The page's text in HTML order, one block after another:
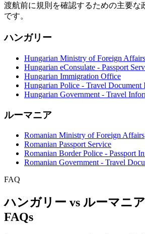
渡航前に規則を確認するための主要な
です。
ハンガリー
Hungarian Ministry of Foreign
Hungarian eConsulate - Passport
Hungarian Immigration Office
Hungarian Police - Travel Document
Hungarian Government - Travel
ルーマニア
Romanian Ministry of Foreign Affairs
Romanian Passport Service
Romanian Border Police - Passport
Romanian Government - Travel
FAQ
ハンガリー vs ルーマニ
FAQs